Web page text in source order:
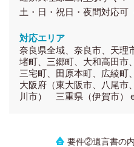
土・日・祝日・夜間対応
対応エリア
奈良県全域、奈良市、天理
堵町、三郷町、大和高田市
三宅町、田原本町、広綾
大阪府（東大阪市、八尾
川市） 三重県（伊賀市）
要件②遺言書の